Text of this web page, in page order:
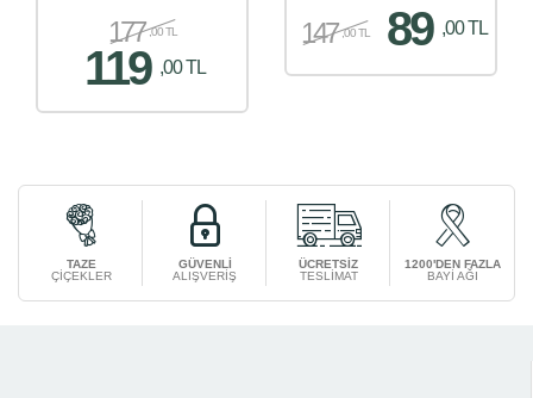
177 ,00 TL
119 ,00 TL
147 ,00 TL 89 ,00 TL
TAZE
ÇİÇEKLER
GÜVENLİ
ALIŞVERİŞ
ÜCRETSİZ
TESLİMAT
1200'DEN FAZLA
BAYİ AĞI